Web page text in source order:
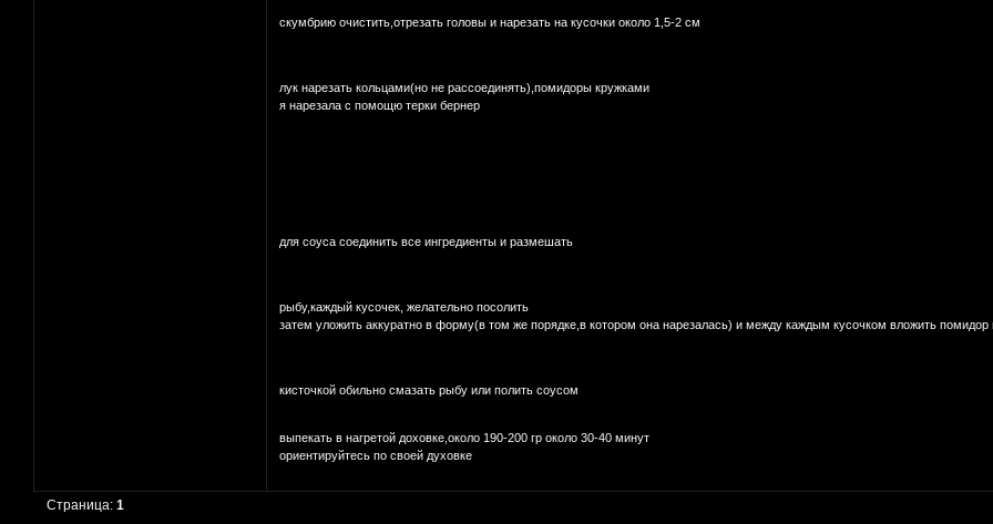
скумбрию очистить,отрезать головы и нарезать на кусочки около 1,5-2 см
лук нарезать кольцами(но не рассоединять),помидоры кружками
я нарезала с помощю терки бернер
для соуса соединить все ингредиенты и размешать
рыбу,каждый кусочек, желательно посолить
затем уложить аккуратно в форму(в том же порядке,в котором она нарезалась) и между каждым кусочком вложить помидор
кисточкой обильно смазать рыбу или полить соусом
выпекать в нагретой доховке,около 190-200 гр около 30-40 минут
ориентируйтесь по своей духовке
Страница:1